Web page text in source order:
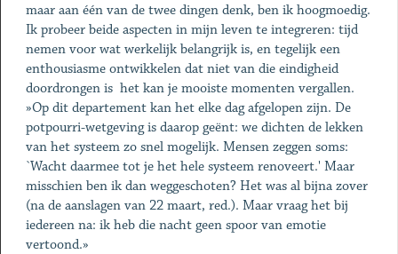
maar aan één van de twee dingen denk, ben ik hoogmoedig.
Ik probeer beide aspecten in mijn leven te integreren: tijd
nemen voor wat werkelijk belangrijk is, en tegelijk een
enthousiasme ontwikkelen dat niet van die eindigheid
doordrongen is ­ het kan je mooiste momenten vergallen.
»Op dit departement kan het elke dag afgelopen zijn. De
potpourri-wetgeving is daarop geënt: we dichten de lekken
van het systeem zo snel mogelijk. Mensen zeggen soms:
`Wacht daarmee tot je het hele systeem renoveert.' Maar
misschien ben ik dan weggeschoten? Het was al bijna zover
(na de aanslagen van 22 maart, red.). Maar vraag het bij
iedereen na: ik heb die nacht geen spoor van emotie
vertoond.»